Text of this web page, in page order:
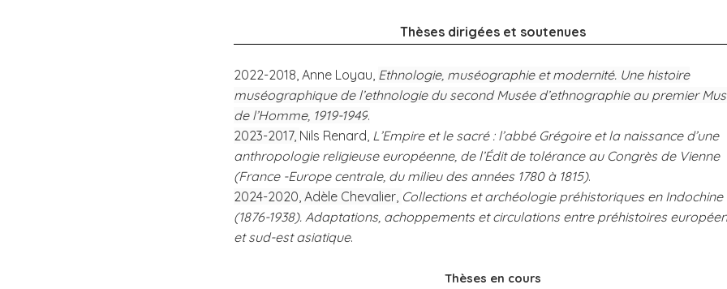
Thèses dirigées et soutenues
2022-2018, Anne Loyau, Ethnologie, muséographie et modernité. Une histoire
muséographique de l’ethnologie du second Musée d’ethnographie au premier
de l’Homme, 1919-1949.
2023-2017, Nils Renard, L’Empire et le sacré : l’abbé Grégoire et la naissance d’une
anthropologie religieuse européenne, de l’Édit de tolérance au Congrès de Vienne
(France -Europe centrale, du milieu des années 1780 à 1815).
2024-2020, Adèle Chevalier, Collections et archéologie préhistoriques en Indochine
(1876-1938). Adaptations, achoppements et circulations entre préhistoires
et sud-est asiatique.
Thèses en cours